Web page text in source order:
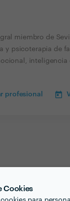
Cookies
miembro de
y psicoterapia de
profesional